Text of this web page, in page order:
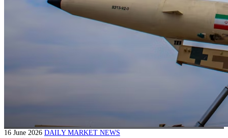
16 June 2026 DAILY MARKET NEWS